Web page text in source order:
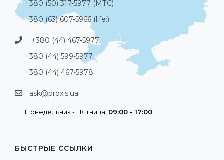
+380 (50) 317-5977 (МТС)
+380 (63) 607-5966 (life:)
+380 (44) 467-5977
+380 (44) 599-5977
+380 (44) 467-5978
ask@proxis.ua
Понедельник - Пятница: 09:00 - 17:00
БЫСТРЫЕ ССЫЛКИ